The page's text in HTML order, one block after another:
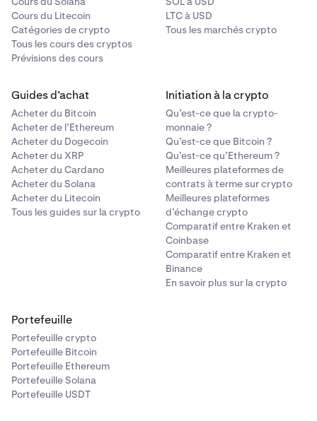
Cours du Litecoin
Catégories de crypto
Tous les cours des cryptos
Prévisions des cours
LTC à USD
Tous les marchés crypto
Guides d’achat
Acheter du Bitcoin
Acheter de l’Ethereum
Acheter du Dogecoin
Acheter du XRP
Acheter du Cardano
Acheter du Solana
Acheter du Litecoin
Tous les guides sur la crypto
Initiation à la crypto
Qu’est-ce que la crypto-
monnaie ?
Qu’est-ce que Bitcoin ?
Qu’est-ce qu’Ethereum ?
Meilleures plateformes de
contrats à terme sur crypto
Meilleures plateformes
d’échange crypto
Comparatif entre Kraken et
Coinbase
Comparatif entre Kraken et
Binance
En savoir plus sur la crypto
Portefeuille
Portefeuille crypto
Portefeuille Bitcoin
Portefeuille Ethereum
Portefeuille Solana
Portefeuille USDT